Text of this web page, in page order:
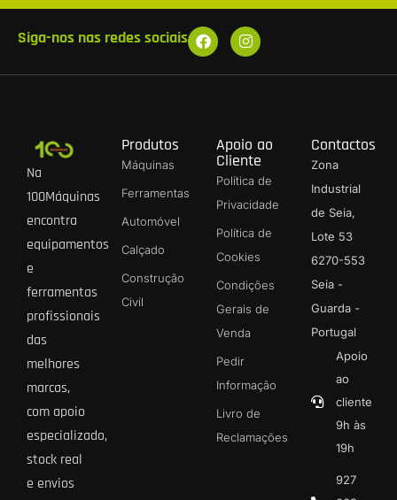
Siga-nos nas redes sociais
Na
100Máquinas
encontra
equipamentos
e
ferramentas
profissionais
das
melhores
marcas,
com apoio
especializado,
stock real
e envios
Produtos
Máquinas
Ferramentas
Automóvel
Calçado
Construção
Civil
Apoio ao
Cliente
Política de
Privacidade
Política de
Cookies
Condições
Gerais de
Venda
Pedir
Informação
Livro de
Reclamações
Contactos
Zona
Industrial
de Seia,
Lote 53
6270-553
Seia -
Guarda -
Portugal
Apoio
ao
cliente
9h às
19h
927